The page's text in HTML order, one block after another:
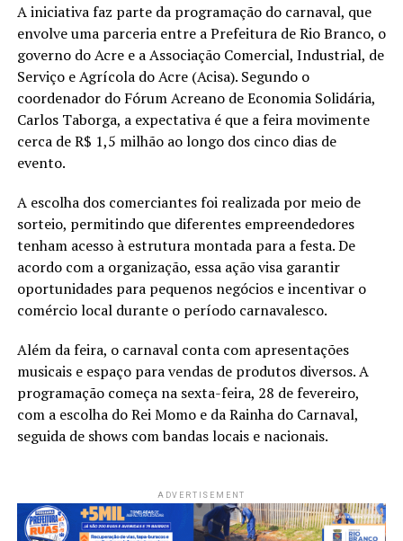
A iniciativa faz parte da programação do carnaval, que
envolve uma parceria entre a Prefeitura de Rio Branco, o
governo do Acre e a Associação Comercial, Industrial, de
Serviço e Agrícola do Acre (Acisa). Segundo o
coordenador do Fórum Acreano de Economia Solidária,
Carlos Taborga, a expectativa é que a feira movimente
cerca de R$ 1,5 milhão ao longo dos cinco dias de
evento.
A escolha dos comerciantes foi realizada por meio de
sorteio, permitindo que diferentes empreendedores
tenham acesso à estrutura montada para a festa. De
acordo com a organização, essa ação visa garantir
oportunidades para pequenos negócios e incentivar o
comércio local durante o período carnavalesco.
Além da feira, o carnaval conta com apresentações
musicais e espaço para vendas de produtos diversos. A
programação começa na sexta-feira, 28 de fevereiro,
com a escolha do Rei Momo e da Rainha do Carnaval,
seguida de shows com bandas locais e nacionais.
ADVERTISEMENT